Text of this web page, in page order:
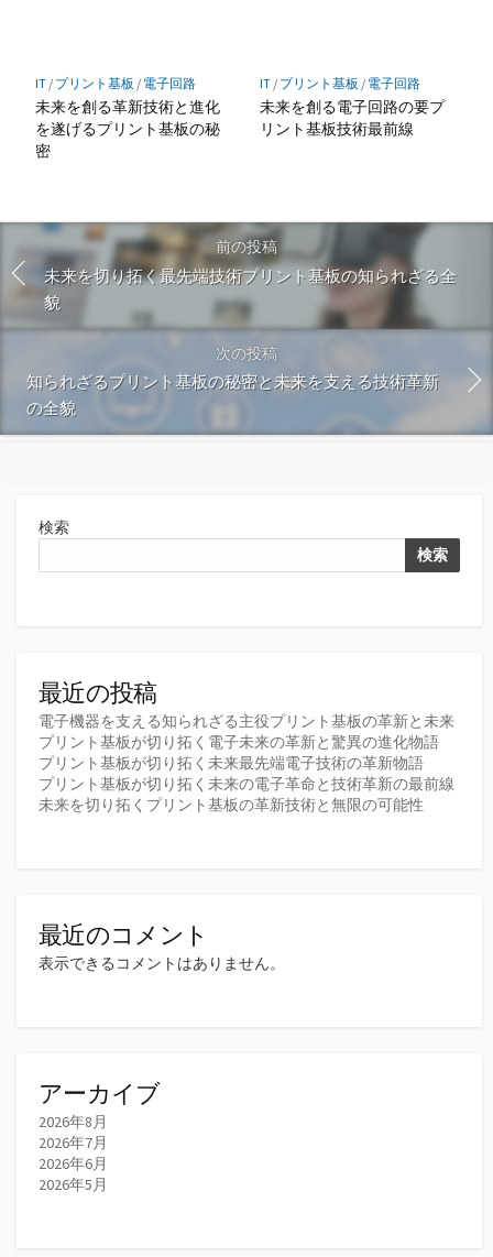
IT/ プリント基板 / 電子回路
未来を創る革新技術と進化
を遂げるプリント基板の秘
密
IT/ プリント基板 / 電子回路
未来を創る電子回路の要プ
リント基板技術最前線
前の投稿
未来を切り拓く最先端技術プリント基板の知られざる全
貌
次の投稿
知られざるプリント基板の秘密と未来を支える技術革新
の全貌
検索
検索
最近の投稿
電子機器を支える知られざる主役プリント基板の革新と未来
プリント基板が切り拓く電子未来の革新と驚異の進化物語
プリント基板が切り拓く未来最先端電子技術の革新物語
プリント基板が切り拓く未来の電子革命と技術革新の最前線
未来を切り拓くプリント基板の革新技術と無限の可能性
最近のコメント
表示できるコメントはありません。
アーカイブ
2026年8月
2026年7月
2026年6月
2026年5月